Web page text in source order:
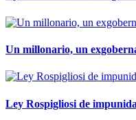
Un millonario, un
Ley Rospigliosi de